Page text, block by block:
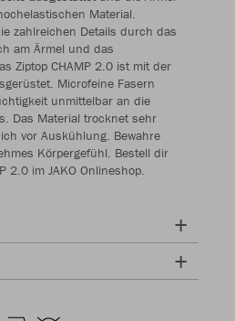
Material.
zahlreichen Details durch das
am Ärmel und das
Ziptop CHAMP 2.0 ist mit der
Microfeine Fasern
unmittelbar an die
Das Material trocknet sehr
vor Auskühlung. Bewahre
Körpergefühl. Bestell dir
2.0 im JAKO Onlineshop.